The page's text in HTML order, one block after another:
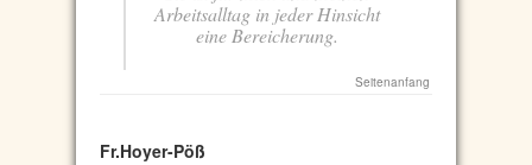
Arbeitsalltag in jeder Hinsicht
eine Bereicherung.
Seitenanfang
Fr.Hoyer-Pöß